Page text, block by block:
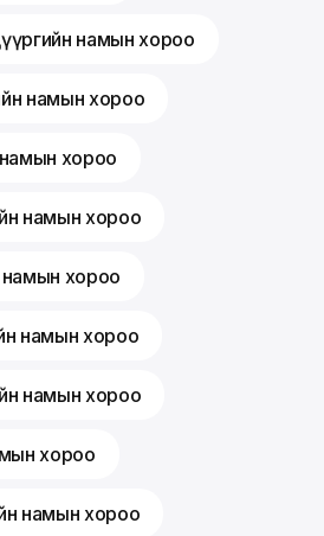
намын хороо
намын хороо
хороо
намын хороо
намын хороо
намын хороо
намын хороо
хороо
намын хороо